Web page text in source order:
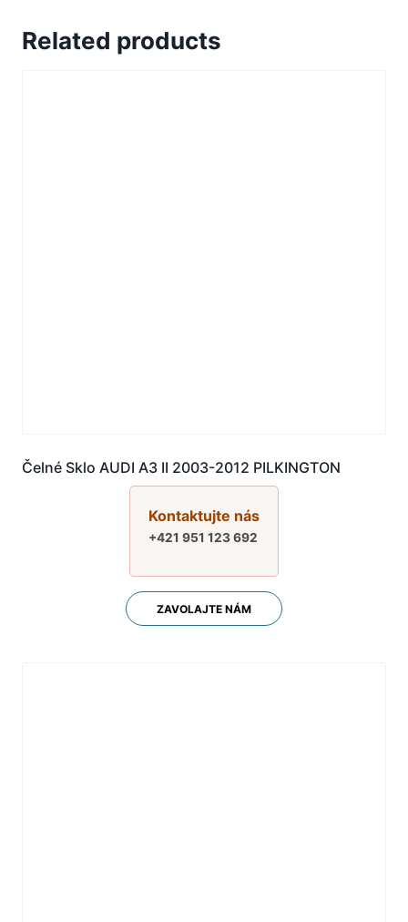
Related products
Čelné Sklo AUDI A3 II 2003-2012 PILKINGTON
Kontaktujte nás
+421 951 123 692
ZAVOLAJTE NÁM